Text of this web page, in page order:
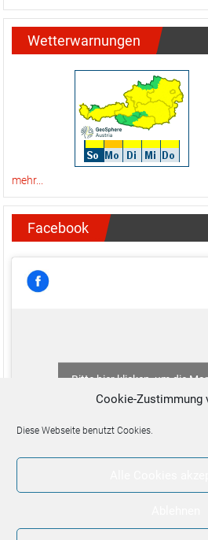
Cookie-Zustimmung
Diese Webseite benutzt Cookies.
Wetterwarnungen
mehr...
Facebook
Bitte hier klicken, um die
zu akzeptieren und diesen